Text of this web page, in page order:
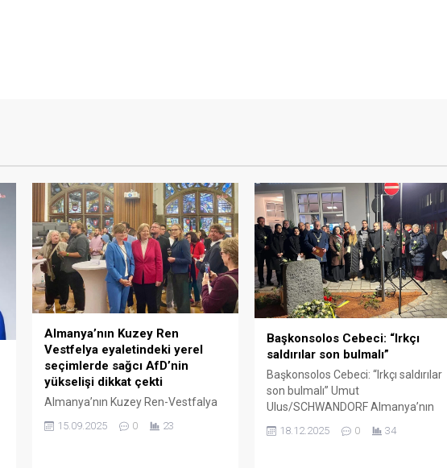
Almanya’nın Kuzey Ren
Vestfelya eyaletindeki yerel
seçimlerde sağcı AfD’nin
yükselişi dikkat çekti
Almanya’nın Kuzey Ren-Vestfalya
Hristiyan Demokrat Birlik Partisi
15.09.2025 0 23
Başkonsolos Cebeci: “Irkçı
saldırılar son bulmalı”
Başkonsolos Cebeci: “Irkçı saldırılar
son bulmalı” Umut
Ulus/SCHWANDORF Almanya’nın
Schwandorf kentinde, 17 Aralık
1988 tarihinde aşırı sağcı Josef
18.12.2025 0 34